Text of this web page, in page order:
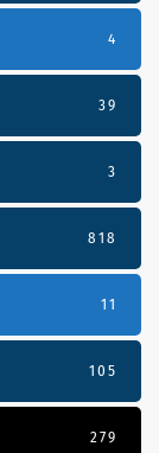
4
39
3
818
11
105
279